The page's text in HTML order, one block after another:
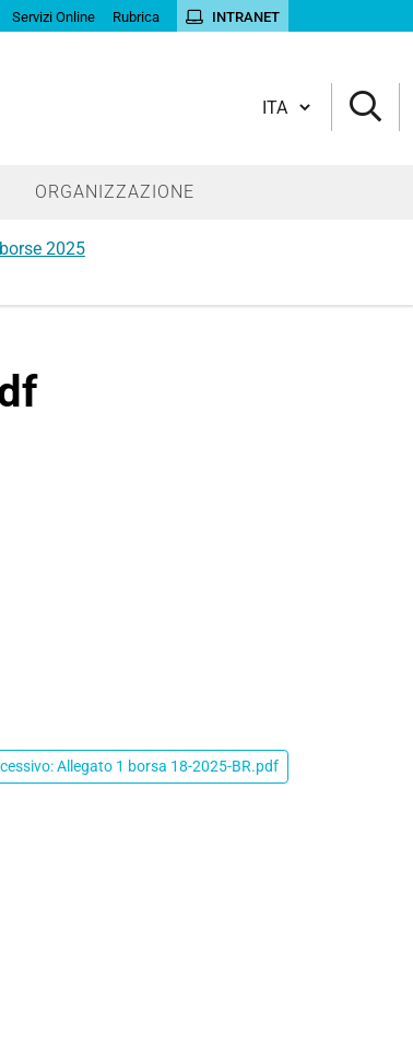
Servizi Online Rubrica INTRANET
Cambia lingua
ORGANIZZAZIONE
2025
Allegato 1 borsa 18-2025-BR.pdf